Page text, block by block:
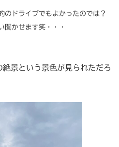
のドライブでもよかったのでは？
聞かせます笑・・・
景という景色が見られただろ